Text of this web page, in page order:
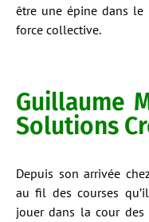
être une épine dans le
force collective.
Guillaume
Solutions
Depuis son arrivée
au fil des courses
jouer dans la cour des